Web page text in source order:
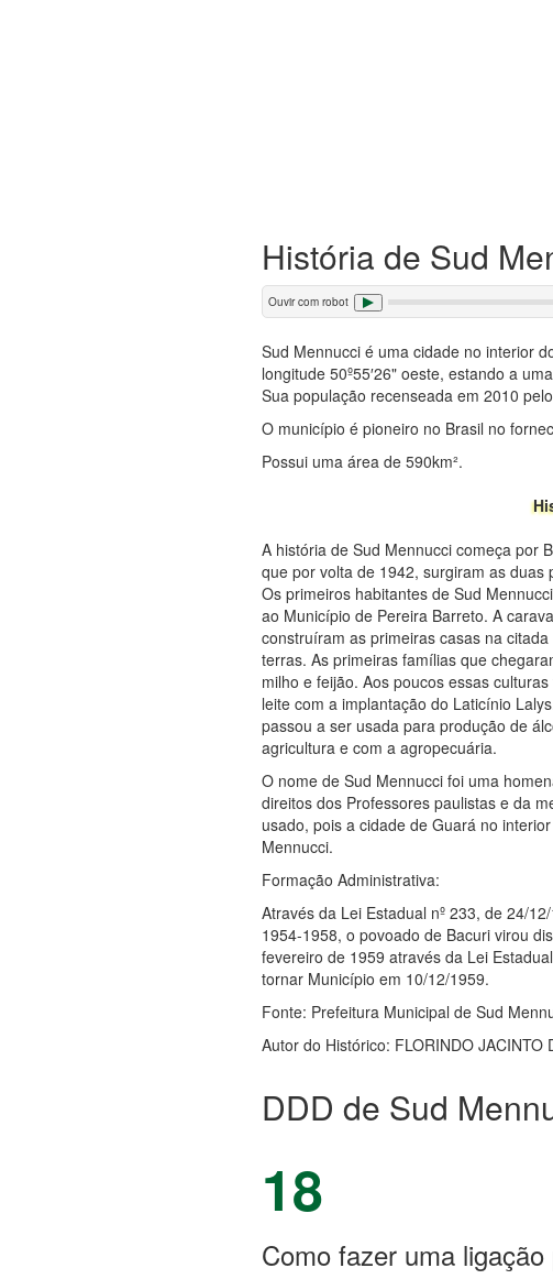
História de Sud
Ouvir com robot
Sud Mennucci é uma cidade no interior
longitude 50º55′26" oeste, estando a
Sua população recenseada em 2010
O município é pioneiro no Brasil no
Possui uma área de 590km².
A história de Sud Mennucci começa por
que por volta de 1942, surgiram as
Os primeiros habitantes de Sud
ao Município de Pereira Barreto. A
construíram as primeiras casas na
terras. As primeiras famílias que
milho e feijão. Aos poucos essas
leite com a implantação do Laticínio
passou a ser usada para produção de
agricultura e com a agropecuária.
O nome de Sud Mennucci foi uma
direitos dos Professores paulistas e da
usado, pois a cidade de Guará no
Mennucci.
Formação Administrativa:
Através da Lei Estadual nº 233, de 24/
1954-1958, o povoado de Bacuri virou
fevereiro de 1959 através da Lei
tornar Município em 10/12/1959.
Fonte: Prefeitura Municipal de Sud
Autor do Histórico: FLORINDO JACINTO
DDD de Sud
18
Como fazer uma